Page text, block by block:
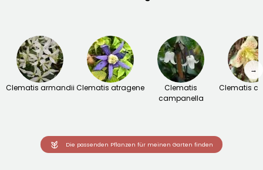
Clematis armandii Clematis atragene
Clematis
campanella
Clematis
→
Die passenden Pflanzen für meinen Garten finden